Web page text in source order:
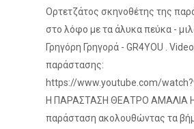
Ορτετζάτος σκηνοθέτης της
στο λόφο με τα άλυκα πεύκα -
Γρηγόρη Γρηγορά - GR4YOU . Video
παράστασης:
https://www.youtube.com/
Η ΠΑΡΑΣΤΑΣΗ ΘΕΑΤΡΟ ΑΜΑΛΙΑ Η
παράσταση ακολουθώντας τα